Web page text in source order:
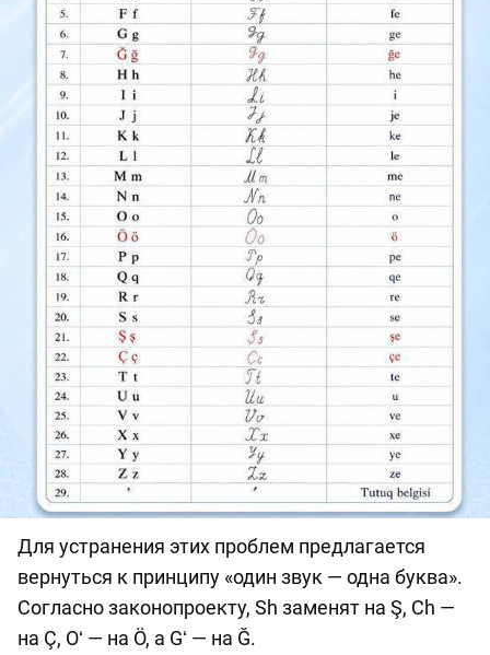
Для устранения этих проблем предлагается
вернуться к принципу «один звук — одна буква».
Согласно законопроекту, Sh заменят на Ş, Ch —
на Ç, Oʻ — на Ö, а Gʻ — на Ğ.